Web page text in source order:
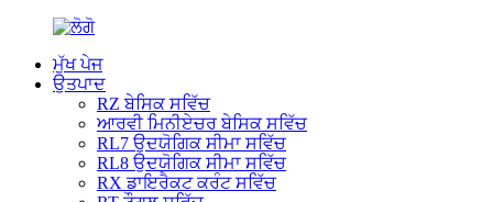
ਮੁੱਖ ਪੇਜ
ਉਤਪਾਦ
RZ ਬੇਸਿਕ ਸਵਿੱਚ
ਆਰਵੀ ਮਿਨੀਏਚਰ ਬੇਸਿਕ ਸਵਿੱਚ
RL7 ਉਦਯੋਗਿਕ ਸੀਮਾ ਸਵਿੱਚ
RL8 ਉਦਯੋਗਿਕ ਸੀਮਾ ਸਵਿੱਚ
RX ਡਾਇਰੈਕਟ ਕਰੰਟ ਸਵਿੱਚ